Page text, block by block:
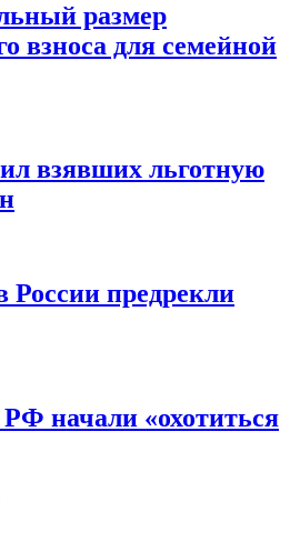
размер
взноса для семейной
взявших льготную
России предрекли
начали «охотиться